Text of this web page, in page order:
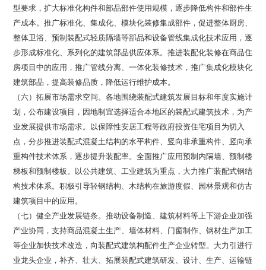
型要求，扩大标准化构件和部品部件使用规模，逐步降低构件和部件生
产成本。推广标准化、集成化、模块化装修集成部件，促进整体厨房、
整体卫浴、预制装配式轻质隔墙等部品和设备管线集成化技术应用，逐
步形成标准化、系列化的建筑部品供应体系。推进装配化装修在商品住
房项目中的应用，推广管线分离、一体化装修技术，推广集成化模块化
建筑部品，提高装修品质，降低运行维护成本。
（六）拓展市场需求空间。各地围绕装配式建筑发展目标和年度实施计
划，公布建设项目，因地制宜选择适合本地区的装配式建筑技术，为产
业发展提供市场需求。以保障性安居工程等政府投资住宅项目为切入
点，分步推进装配式混凝土结构的水平构件、竖向非承重构件、竖向承
重构件技术体系，逐步提升装配率。全面推广应用预制内隔墙、预制楼
梯板和预制楼板。以公共建筑、工业建筑为重点，大力推广装配式钢结
构技术体系。积极引导轻钢结构、木结构在旅游度假、园林景观和仿古
建筑项目中的应用。
（七）健全产业发展链条。推动设备制造、建筑材料等上下游企业加强
产业协同，支持商品混凝土生产、墙体材料、门窗制作、钢材生产加工
等企业加快技术改造，向装配式建筑构配件生产企业转型。大力引进行
业龙头企业，补齐、壮大、拓展装配式建筑研发、设计、生产、运输链